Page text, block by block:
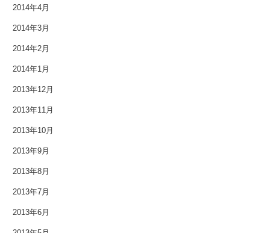
2014年4月
2014年3月
2014年2月
2014年1月
2013年12月
2013年11月
2013年10月
2013年9月
2013年8月
2013年7月
2013年6月